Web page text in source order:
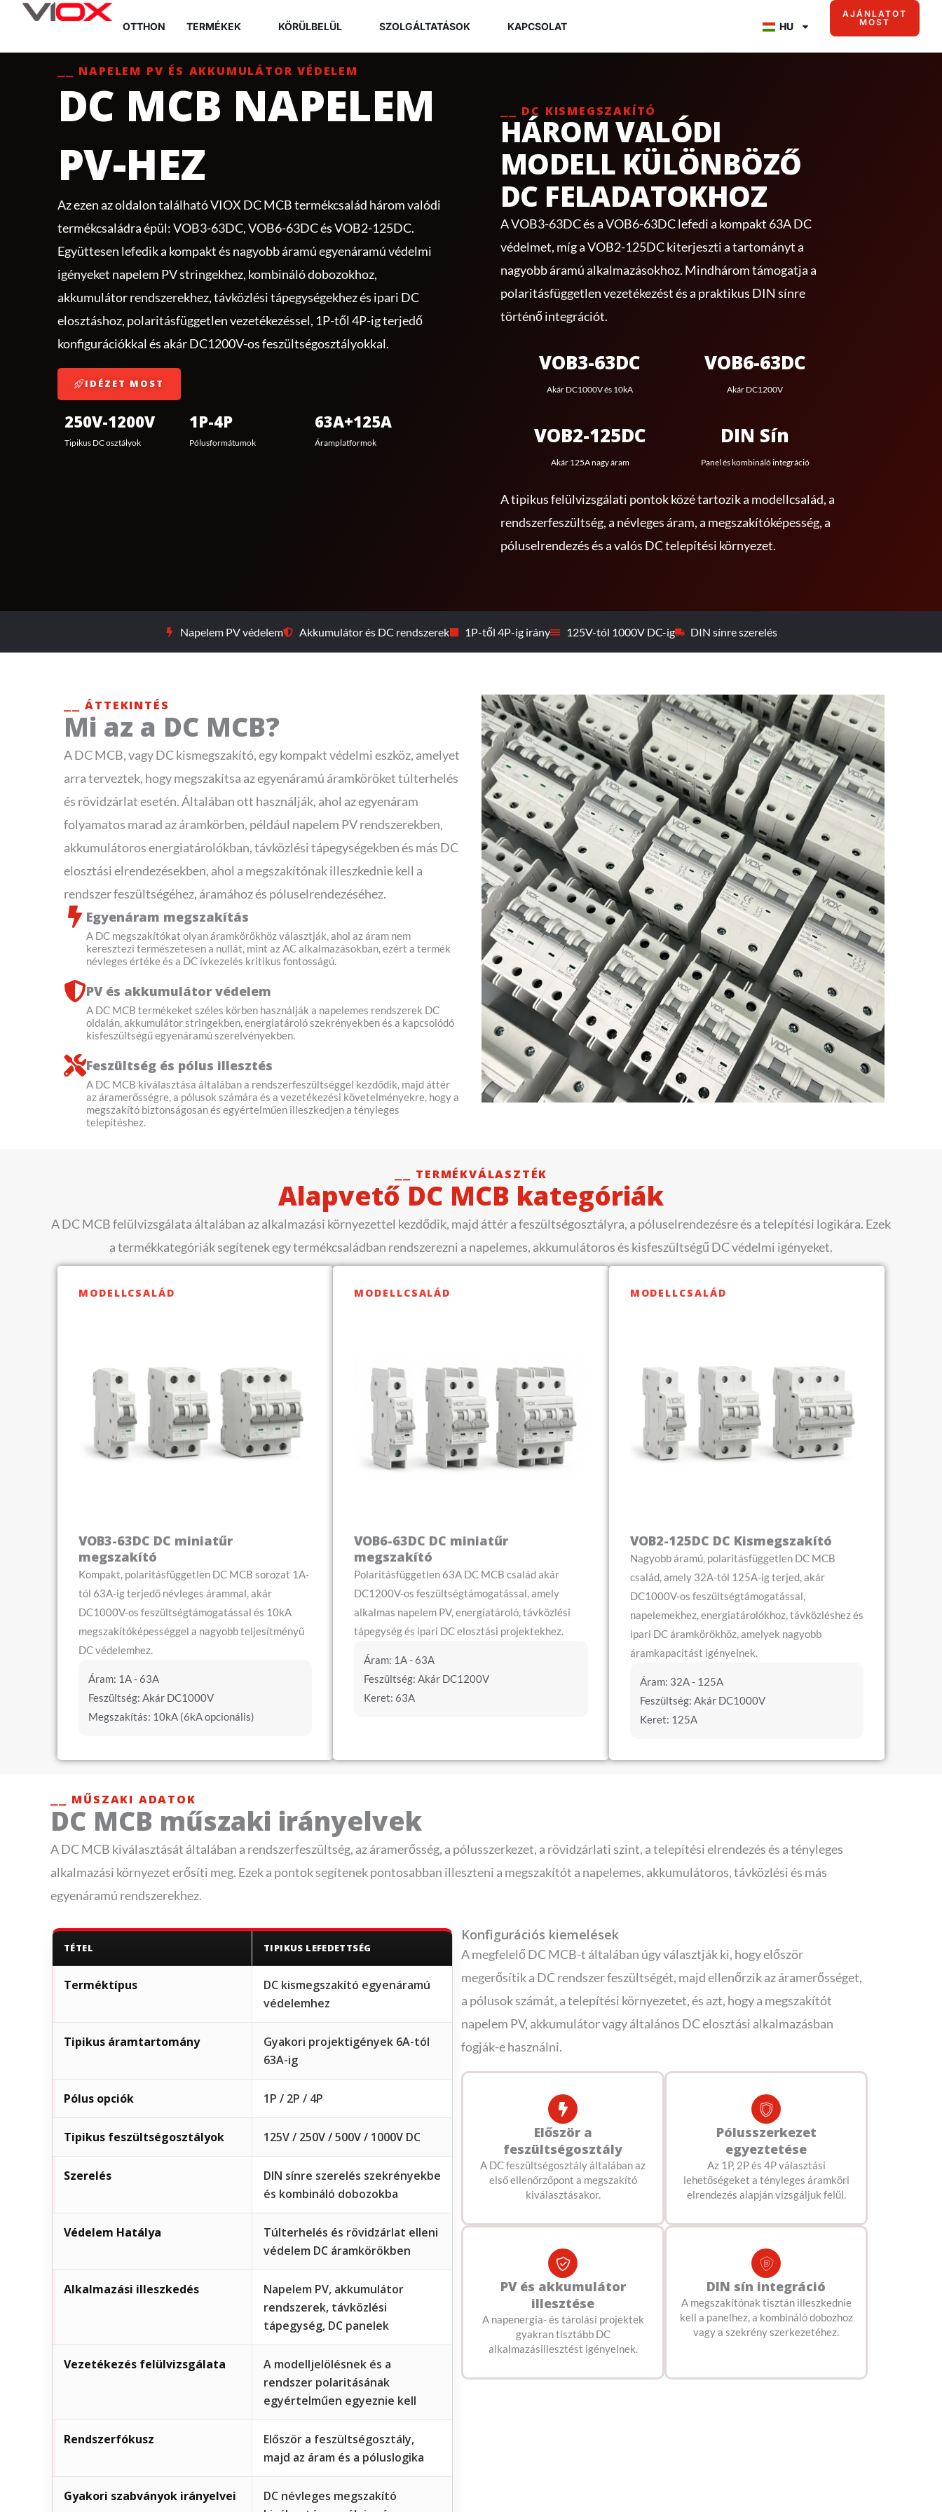
Ugrás
tartalomra
OTTHON TERMÉKEK KÖRÜLBELÜL SZOLGÁLTATÁSOK KAPCSOLAT HU
AJÁNLATOT
MOST
⎯⎯ NAPELEM PV ÉS AKKUMULÁTOR VÉDELEM
DC MCB NAPELEM
PV-HEZ
Az ezen az oldalon található VIOX DC MCB termékcsalád három valódi
termékcsaládra épül: VOB3-63DC, VOB6-63DC és VOB2-125DC.
Együttesen lefedik a kompakt és nagyobb áramú egyenáramú védelmi
igényeket napelem PV stringekhez, kombináló dobozokhoz,
akkumulátor rendszerekhez, távközlési tápegységekhez és ipari DC
elosztáshoz, polaritásfüggetlen vezetékezéssel, 1P-től 4P-ig terjedő
konfigurációkkal és akár DC1200V-os feszültségosztályokkal.
IDÉZET MOST
250V-1200V
Tipikus DC osztályok
1P-4P
Pólusformátumok
63A+125A
Áramplatformok
⎯⎯ DC KISMEGSZAKÍTÓ
HÁROM VALÓDI
MODELL KÜLÖNBÖZŐ
DC FELADATOKHOZ
A VOB3-63DC és a VOB6-63DC lefedi a kompakt 63A DC
védelmet, míg a VOB2-125DC kiterjeszti a tartományt a
nagyobb áramú alkalmazásokhoz. Mindhárom támogatja a
polaritásfüggetlen vezetékezést és a praktikus DIN sínre
történő integrációt.
VOB3-63DC
Akár DC1000V és 10kA
VOB6-63DC
Akár DC1200V
VOB2-125DC
Akár 125A nagy áram
DIN Sín
Panel és kombináló integráció
A tipikus felülvizsgálati pontok közé tartozik a modellcsalád, a
rendszerfeszültség, a névleges áram, a megszakítóképesség, a
póluselrendezés és a valós DC telepítési környezet.
Napelem PV védelem Akkumulátor és DC rendszerek 1P-től 4P-ig irány 125V-tól 1000V DC-ig DIN sínre szerelés
⎯⎯ ÁTTEKINTÉS
Mi az a DC MCB?
A DC MCB, vagy DC kismegszakító, egy kompakt védelmi eszköz, amelyet
arra terveztek, hogy megszakítsa az egyenáramú áramköröket túlterhelés
és rövidzárlat esetén. Általában ott használják, ahol az egyenáram
folyamatos marad az áramkörben, például napelem PV rendszerekben,
akkumulátoros energiatárolókban, távközlési tápegységekben és más DC
elosztási elrendezésekben, ahol a megszakítónak illeszkednie kell a
rendszer feszültségéhez, áramához és póluselrendezéséhez.
Egyenáram megszakítás
A DC megszakítókat olyan áramkörökhöz választják, ahol az áram nem
keresztezi természetesen a nullát, mint az AC alkalmazásokban, ezért a termék
névleges értéke és a DC ívkezelés kritikus fontosságú.
PV és akkumulátor védelem
A DC MCB termékeket széles körben használják a napelemes rendszerek DC
oldalán, akkumulátor stringekben, energiatároló szekrényekben és a kapcsolódó
kisfeszültségű egyenáramú szerelvényekben.
Feszültség és pólus illesztés
A DC MCB kiválasztása általában a rendszerfeszültséggel kezdődik, majd áttér
az áramerősségre, a pólusok számára és a vezetékezési követelményekre, hogy a
megszakító biztonságosan és egyértelműen illeszkedjen a tényleges
telepítéshez.
⎯⎯ TERMÉKVÁLASZTÉK
Alapvető DC MCB kategóriák
A DC MCB felülvizsgálata általában az alkalmazási környezettel kezdődik, majd áttér a feszültségosztályra, a póluselrendezésre és a telepítési logikára. Ezek
a termékkategóriák segítenek egy termékcsaládban rendszerezni a napelemes, akkumulátoros és kisfeszültségű DC védelmi igényeket.
MODELLCSALÁD
VOB3-63DC DC miniatűr
megszakító
Kompakt, polaritásfüggetlen DC MCB sorozat 1A-
tól 63A-ig terjedő névleges árammal, akár
DC1000V-os feszültségtámogatással és 10kA
megszakítóképességgel a nagyobb teljesítményű
DC védelemhez.
Áram: 1A - 63A
Feszültség: Akár DC1000V
Megszakítás: 10kA (6kA opcionális)
MODELLCSALÁD
VOB6-63DC DC miniatűr
megszakító
Polaritásfüggetlen 63A DC MCB család akár
DC1200V-os feszültségtámogatással, amely
alkalmas napelem PV, energiatároló, távközlési
tápegység és ipari DC elosztási projektekhez.
Áram: 1A - 63A
Feszültség: Akár DC1200V
Keret: 63A
MODELLCSALÁD
VOB2-125DC DC Kismegszakító
Nagyobb áramú, polaritásfüggetlen DC MCB
család, amely 32A-tól 125A-ig terjed, akár
DC1000V-os feszültségtámogatással,
napelemekhez, energiatárolókhoz, távközléshez és
ipari DC áramkörökhöz, amelyek nagyobb
áramkapacitást igényelnek.
Áram: 32A - 125A
Feszültség: Akár DC1000V
Keret: 125A
⎯⎯ MŰSZAKI ADATOK
DC MCB műszaki irányelvek
A DC MCB kiválasztását általában a rendszerfeszültség, az áramerősség, a pólusszerkezet, a rövidzárlati szint, a telepítési elrendezés és a tényleges
alkalmazási környezet erősíti meg. Ezek a pontok segítenek pontosabban illeszteni a megszakítót a napelemes, akkumulátoros, távközlési és más
egyenáramú rendszerekhez.
TÉTEL TIPIKUS LEFEDETTSÉG
Terméktípus
DC kismegszakító egyenáramú
védelemhez
Tipikus áramtartomány
Gyakori projektigények 6A-tól
63A-ig
Pólus opciók 1P / 2P / 4P
Tipikus feszültségosztályok 125V / 250V / 500V / 1000V DC
Szerelés
DIN sínre szerelés szekrényekbe
és kombináló dobozokba
Védelem Hatálya
Túlterhelés és rövidzárlat elleni
védelem DC áramkörökben
Alkalmazási illeszkedés
Napelem PV, akkumulátor
rendszerek, távközlési
tápegység, DC panelek
Vezetékezés felülvizsgálata
A modelljelölésnek és a
rendszer polaritásának
egyértelműen egyeznie kell
Rendszerfókusz
Először a feszültségosztály,
majd az áram és a póluslogika
Gyakori szabványok irányelvei
DC névleges megszakító
Konfigurációs kiemelések
A megfelelő DC MCB-t általában úgy választják ki, hogy először
megerősítik a DC rendszer feszültségét, majd ellenőrzik az áramerősséget,
a pólusok számát, a telepítési környezetet, és azt, hogy a megszakítót
napelem PV, akkumulátor vagy általános DC elosztási alkalmazásban
fogják-e használni.
Először a
feszültségosztály
A DC feszültségosztály általában az
első ellenőrzőpont a megszakító
kiválasztásakor.
Pólusszerkezet
egyeztetése
Az 1P, 2P és 4P választási
lehetőségeket a tényleges áramköri
elrendezés alapján vizsgáljuk felül.
PV és akkumulátor
illesztése
A napenergia- és tárolási projektek
gyakran tisztább DC
alkalmazásillesztést igényelnek.
DIN sín integráció
A megszakítónak tisztán illeszkednie
kell a panelhez, a kombináló dobozhoz
vagy a szekrény szerkezetéhez.